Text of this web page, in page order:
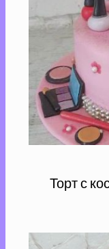
Торт с